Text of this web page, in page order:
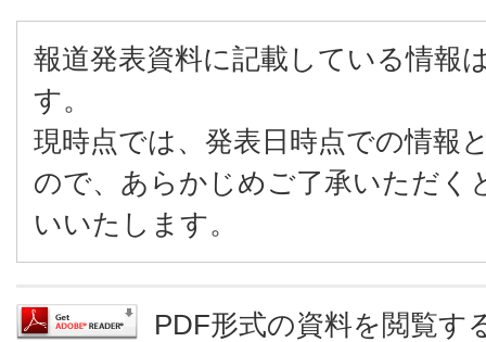
報道発表資料に記載している情報
す。
現時点では、発表日時点での情報
ので、あらかじめご了承いただく
いいたします。
PDF形式の資料を閲覧す